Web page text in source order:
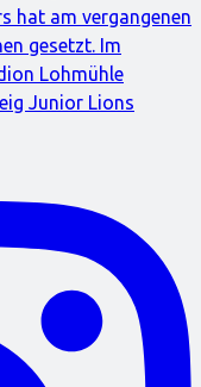
hat am vergangenen
gesetzt. Im
Lohmühle
Junior Lions